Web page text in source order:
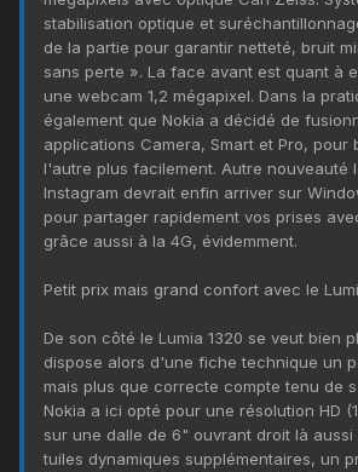
stabilisation optique et
de la partie pour garantir netteté, bruit
sans perte ». La face avant est quant à
une webcam 1,2 mégapixel. Dans la
également que Nokia a décidé de
applications Camera, Smart et Pro, pour
l'autre plus facilement. Autre nouveauté
Instagram devrait enfin arriver sur
pour partager rapidement vos prises
grâce aussi à la 4G, évidemment.
Petit prix mais grand confort avec le
De son côté le Lumia 1320 se veut bien
dispose alors d'une fiche technique un
mais plus que correcte compte tenu de
Nokia a ici opté pour une résolution HD
sur une dalle de 6" ouvrant droit là
tuiles dynamiques supplémentaires, un